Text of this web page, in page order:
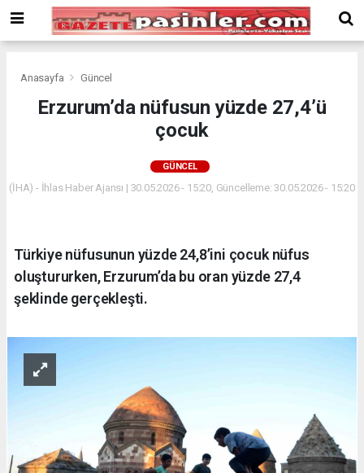
Bonusu
Veren
deneme
siteler
Veren
Anasayfa Güncel
Erzurum’da nüfusun yüzde 27,4’ü
çocuk
GÜNCEL
(İHA) - İhlas Haber Ajansı | 30.05.2026 - 15:20, Güncelleme: 30.05.2026 - 15:20
Türkiye nüfusunun yüzde 24,8’ini çocuk nüfus
oluştururken, Erzurum’da bu oran yüzde 27,4
şeklinde gerçekleşti.